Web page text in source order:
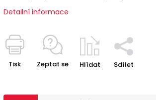
Detailní informace
Tisk Zeptat se Hlídat Sdílet